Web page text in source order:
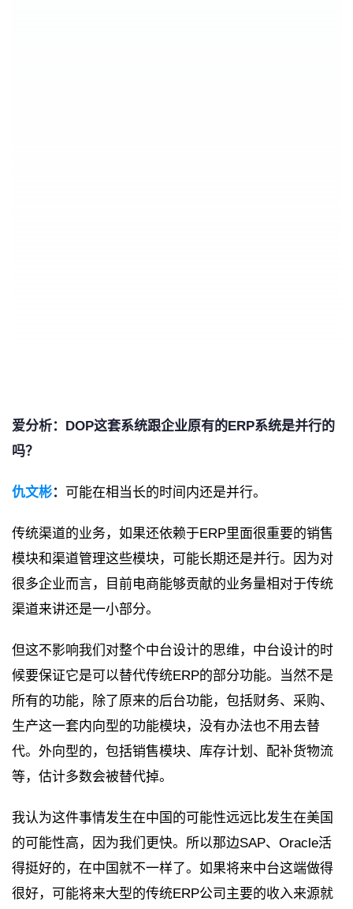
爱分析：DOP这套系统跟企业原有的ERP系统是并行的
吗？
仇文彬： 可能在相当长的时间内还是并行。
传统渠道的业务，如果还依赖于ERP里面很重要的销售
模块和渠道管理这些模块，可能长期还是并行。因为对
很多企业而言，目前电商能够贡献的业务量相对于传统
渠道来讲还是一小部分。
但这不影响我们对整个中台设计的思维，中台设计的时
候要保证它是可以替代传统ERP的部分功能。当然不是
所有的功能，除了原来的后台功能，包括财务、采购、
生产这一套内向型的功能模块，没有办法也不用去替
代。外向型的，包括销售模块、库存计划、配补货物流
等，估计多数会被替代掉。
我认为这件事情发生在中国的可能性远远比发生在美国
的可能性高，因为我们更快。所以那边SAP、Oracle活
得挺好的，在中国就不一样了。如果将来中台这端做得
很好，可能将来大型的传统ERP公司主要的收入来源就